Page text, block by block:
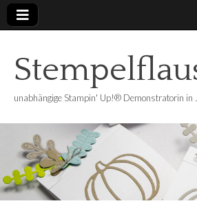
unabhängige Stampin' Up!® Demonstratorin in